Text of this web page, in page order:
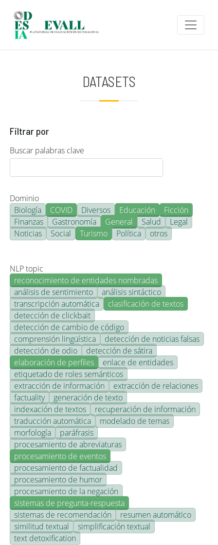
DATASETS
Filtrar por
Buscar palabras clave
Dominio
Biología
COVID Diversos Educación
Ficción
Finanzas
Gastronomía General Salud
Legal
Noticias
Social Turismo Política otros
NLP topic
reconocimiento de entidades nombradas
análisis de sentimiento
análisis sintáctico
transcripción automática
clasificación de textos
detección de clickbait
detección de cambio de código
comprensión lingüística
detección de noticias falsas
detección de odio
detección de sátira
elaboración de perfiles
enlace de entidades
etiquetado de roles semánticos
extracción de información
extracción de relaciones
factuality
generación de texto
indexación de textos
recuperación de información
traducción automática
modelado de temas
morfología
paráfrasis
procesamiento de abreviaturas
procesamiento de eventos
procesamiento de factualidad
procesamiento de humor
procesamiento de la negación
sistemas de pregunta-respuesta
sistemas de recomendación
resumen automático
similitud textual
simplificación textual
text detoxification